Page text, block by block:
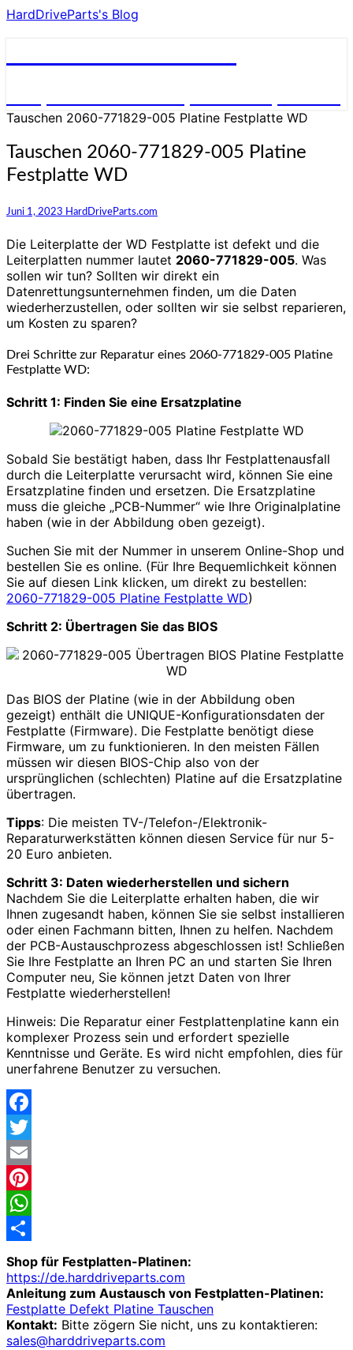
HardDriveParts's Blog
Tauschen 2060-771829-005 Platine Festplatte WD
Tauschen 2060-771829-005 Platine
Festplatte WD
Juni 1, 2023 HardDriveParts.com
Die Leiterplatte der WD Festplatte ist defekt und die
Leiterplatten nummer lautet 2060-771829-005. Was
sollen wir tun? Sollten wir direkt ein
Datenrettungsunternehmen finden, um die Daten
wiederherzustellen, oder sollten wir sie selbst reparieren,
um Kosten zu sparen?
Drei Schritte zur Reparatur eines 2060-771829-005 Platine
Festplatte WD:
Schritt 1: Finden Sie eine Ersatzplatine
Sobald Sie bestätigt haben, dass Ihr Festplattenausfall
durch die Leiterplatte verursacht wird, können Sie eine
Ersatzplatine finden und ersetzen. Die Ersatzplatine
muss die gleiche „PCB-Nummer“ wie Ihre Originalplatine
haben (wie in der Abbildung oben gezeigt).
Suchen Sie mit der Nummer in unserem Online-Shop und
bestellen Sie es online. (Für Ihre Bequemlichkeit können
Sie auf diesen Link klicken, um direkt zu bestellen:
2060-771829-005 Platine Festplatte WD)
Schritt 2: Übertragen Sie das BIOS
Das BIOS der Platine (wie in der Abbildung oben
gezeigt) enthält die UNIQUE-Konfigurationsdaten der
Festplatte (Firmware). Die Festplatte benötigt diese
Firmware, um zu funktionieren. In den meisten Fällen
müssen wir diesen BIOS-Chip also von der
ursprünglichen (schlechten) Platine auf die Ersatzplatine
übertragen.
Tipps: Die meisten TV-/Telefon-/Elektronik-
Reparaturwerkstätten können diesen Service für nur 5-
20 Euro anbieten.
Schritt 3: Daten wiederherstellen und sichern
Nachdem Sie die Leiterplatte erhalten haben, die wir
Ihnen zugesandt haben, können Sie sie selbst installieren
oder einen Fachmann bitten, Ihnen zu helfen. Nachdem
der PCB-Austauschprozess abgeschlossen ist! Schließen
Sie Ihre Festplatte an Ihren PC an und starten Sie Ihren
Computer neu, Sie können jetzt Daten von Ihrer
Festplatte wiederherstellen!
Hinweis: Die Reparatur einer Festplattenplatine kann ein
komplexer Prozess sein und erfordert spezielle
Kenntnisse und Geräte. Es wird nicht empfohlen, dies für
unerfahrene Benutzer zu versuchen.
Facebook
Twitter
Email
Pinterest
WhatsApp
Share
Shop für Festplatten-Platinen:
https://de.harddriveparts.com
Anleitung zum Austausch von Festplatten-Platinen:
Festplatte Defekt Platine Tauschen
Kontakt: Bitte zögern Sie nicht, uns zu kontaktieren:
sales@harddriveparts.com